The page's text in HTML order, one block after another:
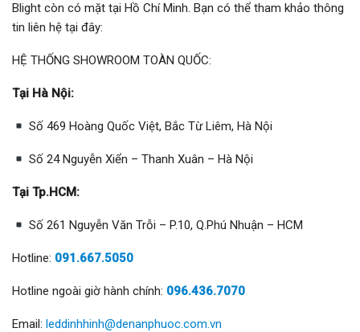
Blight còn có mặt tại Hồ Chí Minh. Bạn có thể tham khảo thông
tin liên hệ tại đây:
HỆ THỐNG SHOWROOM TOÀN QUỐC:
Tại Hà Nội:
Số 469 Hoàng Quốc Việt, Bắc Từ Liêm, Hà Nội
Số 24 Nguyễn Xiển – Thanh Xuân – Hà Nội
Tại Tp.HCM:
Số 261 Nguyễn Văn Trỗi – P.10, Q.Phú Nhuận – HCM
Hotline: 091.667.5050
Hotline ngoài giờ hành chính: 096.436.7070
Email: leddinhhinh@denanphuoc.com.vn